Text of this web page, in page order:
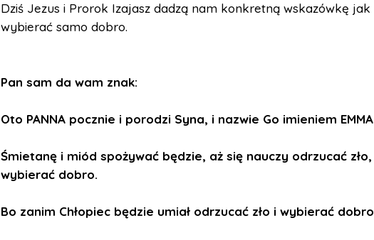
Dziś Jezus i Prorok Izajasz dadzą nam konkretną wskazówkę
wybierać samo dobro.
Pan sam da wam znak:
Oto PANNA pocznie i porodzi Syna, i nazwie Go imieniem
Śmietanę i miód spożywać będzie, aż się nauczy odrzucać
wybierać dobro.
Bo zanim Chłopiec będzie umiał odrzucać zło i wybierać